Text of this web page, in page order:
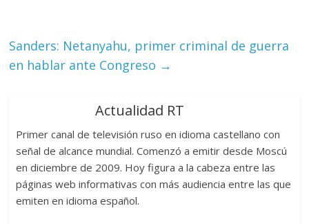
Sanders: Netanyahu, primer criminal de guerra
en hablar ante Congreso →
Actualidad RT
Primer canal de televisión ruso en idioma castellano con
señal de alcance mundial. Comenzó a emitir desde Moscú
en diciembre de 2009. Hoy figura a la cabeza entre las
páginas web informativas con más audiencia entre las que
emiten en idioma español.